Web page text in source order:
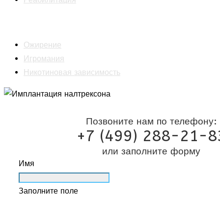
Ожирение
Игромания
Никотиновая зависимость
Позвоните нам по телефону:
+7 (499) 288-21-
или заполните форму
Имя
Заполните поле